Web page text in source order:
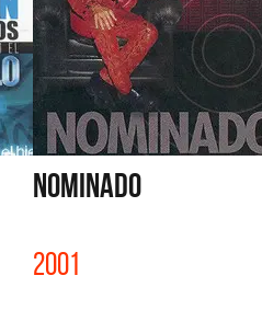
NOMINADO
2001